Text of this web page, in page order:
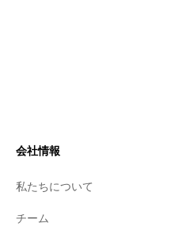
会社情報
私たちについて
チーム